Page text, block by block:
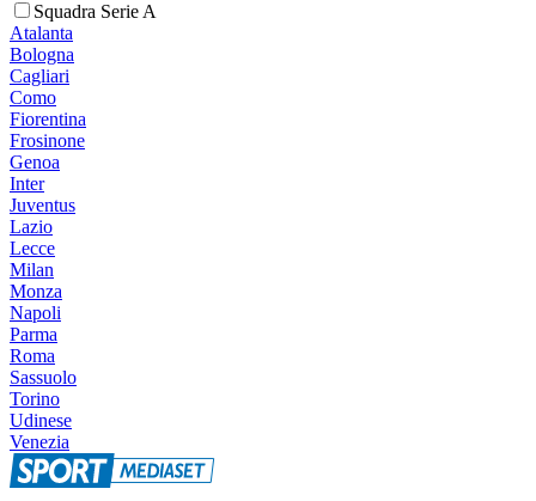
Squadra Serie A
Atalanta
Bologna
Cagliari
Como
Fiorentina
Frosinone
Genoa
Inter
Juventus
Lazio
Lecce
Milan
Monza
Napoli
Parma
Roma
Sassuolo
Torino
Udinese
Venezia